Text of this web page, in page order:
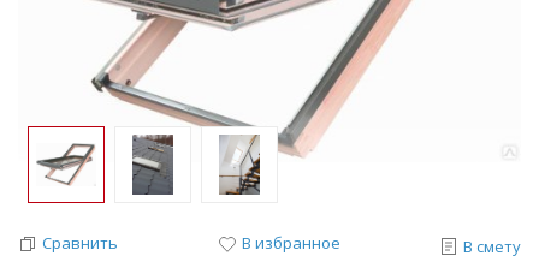
Сравнить В избранное В смету